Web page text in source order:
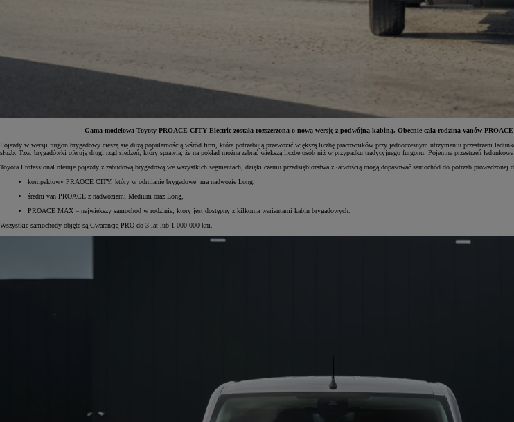
Yaris Cross
HYBRID
Gama modelowa Toyoty PROACE CITY Electric została rozszerzona o nową wersję z podwójną kabiną. Obecnie cała rodzina vanów
Pojazdy w wersji furgon brygadowy cieszą się dużą popularnością wśród firm, które potrzebują przewozić większą liczbę pracowników przy jednoczesnym utrzymaniu przestrzeni
służb. Tzw. brygadówki oferują drugi rząd siedzeń, który sprawia, że na pokład można zabrać większą liczbę osób niż w przypadku tradycyjnego furgonu. Pojemna przestrzeń
Toyota Professional oferuje pojazdy z zabudową brygadową we wszystkich segmentach, dzięki czemu przedsiębiorstwa z łatwością mogą dopasować samochód do potrzeb prowadzonej
kompaktowy PRAOCE CITY, który w odmianie brygadowej ma nadwozie Long,
średni van PROACE z nadwoziami Medium oraz Long,
PROACE MAX – największy samochód w rodzinie, który jest dostępny z kilkoma wariantami kabin brygadowych.
Wszystkie samochody objęte są Gwarancją PRO do 3 lat lub 1 000 000 km.